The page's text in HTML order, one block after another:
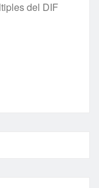
del DIF